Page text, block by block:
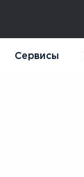
Сервисы